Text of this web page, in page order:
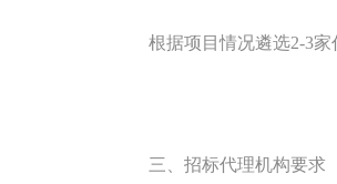
根据项目情况遴选2-3家
三、招标代理机构要求